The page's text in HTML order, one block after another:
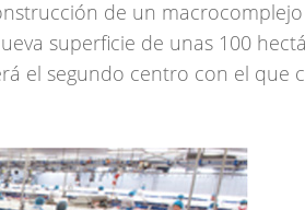
de un macrocomplejo
superficie de unas 100
el segundo centro con el que